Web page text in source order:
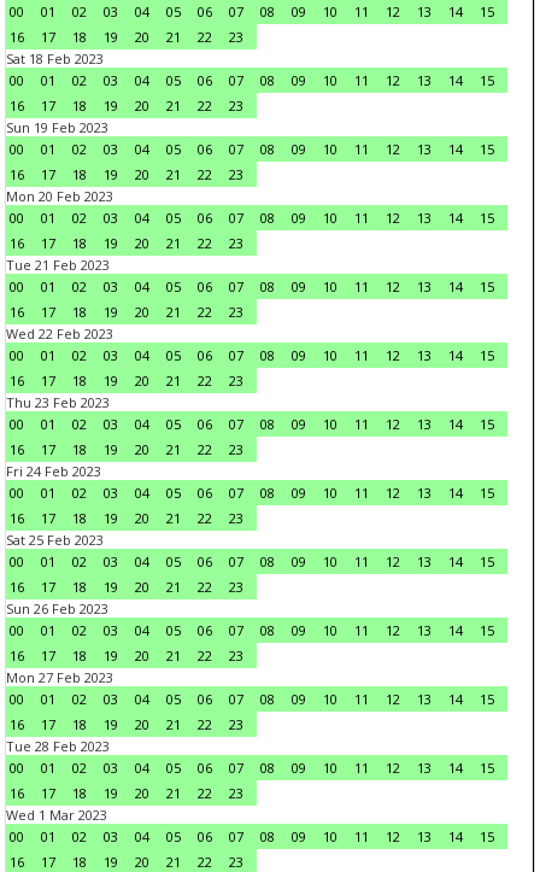
00
01 02 03 04 05 06 07 08 09 10 11 12 13 14
15
16
17 18 19 20 21 22
23
Sat 18 Feb 2023
00
01 02 03 04 05 06 07 08 09 10 11 12 13 14
15
16
17 18 19 20 21 22
23
Sun 19 Feb 2023
00
01 02 03 04 05 06 07 08 09 10 11 12 13 14
15
16
17 18 19 20 21 22
23
Mon 20 Feb 2023
00
01 02 03 04 05 06 07 08 09 10 11 12 13 14
15
16
17 18 19 20 21 22
23
Tue 21 Feb 2023
00
01 02 03 04 05 06 07 08 09 10 11 12 13 14
15
16
17 18 19 20 21 22
23
Wed 22 Feb 2023
00
01 02 03 04 05 06 07 08 09 10 11 12 13 14
15
16
17 18 19 20 21 22
23
Thu 23 Feb 2023
00
01 02 03 04 05 06 07 08 09 10 11 12 13 14
15
16
17 18 19 20 21 22
23
Fri 24 Feb 2023
00
01 02 03 04 05 06 07 08 09 10 11 12 13 14
15
16
17 18 19 20 21 22
23
Sat 25 Feb 2023
00
01 02 03 04 05 06 07 08 09 10 11 12 13 14
15
16
17 18 19 20 21 22
23
Sun 26 Feb 2023
00
01 02 03 04 05 06 07 08 09 10 11 12 13 14
15
16
17 18 19 20 21 22
23
Mon 27 Feb 2023
00
01 02 03 04 05 06 07 08 09 10 11 12 13 14
15
16
17 18 19 20 21 22
23
Tue 28 Feb 2023
00
01 02 03 04 05 06 07 08 09 10 11 12 13 14
15
16
17 18 19 20 21 22
23
Wed 1 Mar 2023
00
01 02 03 04 05 06 07 08 09 10 11 12 13 14
15
16
17 18 19 20 21 22
23